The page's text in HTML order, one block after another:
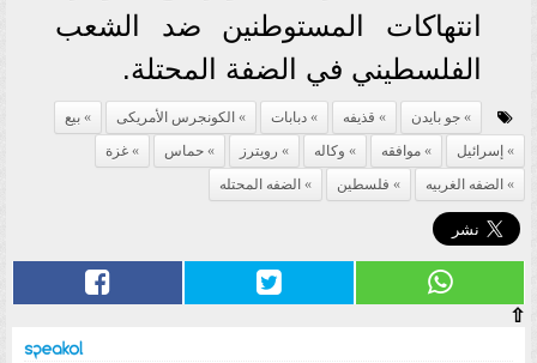
انتهاكات المستوطنين ضد الشعب
الفلسطيني في الضفة المحتلة.
جو بايدن قذيفه دبابات الكونجرس الأمريكى
بيع
إسرائيل
موافقه وكاله رويترز حماس
غزة
الضفه الغربيه
فلسطين الضفه المحتله
⇧